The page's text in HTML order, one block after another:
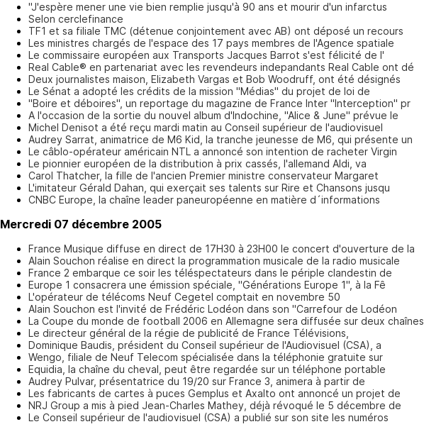
"J'espère mener une vie bien remplie jusqu'à 90 ans et mourir d'un infarctus
Selon cerclefinance
TF1 et sa filiale TMC (détenue conjointement avec AB) ont déposé un recours
Les ministres chargés de l'espace des 17 pays membres de l'Agence spatiale
Le commissaire européen aux Transports Jacques Barrot s'est félicité de l'
Real Cable® en partenariat avec les revendeurs indepandants Real Cable ont dé
Deux journalistes maison, Elizabeth Vargas et Bob Woodruff, ont été désignés
Le Sénat a adopté les crédits de la mission "Médias" du projet de loi de
"Boire et déboires", un reportage du magazine de France Inter "Interception" pr
A l'occasion de la sortie du nouvel album d'Indochine, "Alice & June" prévue le
Michel Denisot a été reçu mardi matin au Conseil supérieur de l'audiovisuel
Audrey Sarrat, animatrice de M6 Kid, la tranche jeunesse de M6, qui présente un
Le câblo-opérateur américain NTL a annoncé son intention de racheter Virgin
Le pionnier européen de la distribution à prix cassés, l'allemand Aldi, va
Carol Thatcher, la fille de l'ancien Premier ministre conservateur Margaret
L'imitateur Gérald Dahan, qui exerçait ses talents sur Rire et Chansons jusqu
CNBC Europe, la chaîne leader paneuropéenne en matière d´informations
Mercredi 07 décembre 2005
France Musique diffuse en direct de 17H30 à 23H00 le concert d'ouverture de la
Alain Souchon réalise en direct la programmation musicale de la radio musicale
France 2 embarque ce soir les téléspectateurs dans le périple clandestin de
Europe 1 consacrera une émission spéciale, "Générations Europe 1", à la Fê
L'opérateur de télécoms Neuf Cegetel comptait en novembre 50
Alain Souchon est l'invité de Frédéric Lodéon dans son "Carrefour de Lodéon
La Coupe du monde de football 2006 en Allemagne sera diffusée sur deux chaînes
Le directeur général de la régie de publicité de France Télévisions,
Dominique Baudis, président du Conseil supérieur de l'Audiovisuel (CSA), a
Wengo, filiale de Neuf Telecom spécialisée dans la téléphonie gratuite sur
Equidia, la chaîne du cheval, peut être regardée sur un téléphone portable
Audrey Pulvar, présentatrice du 19/20 sur France 3, animera à partir de
Les fabricants de cartes à puces Gemplus et Axalto ont annoncé un projet de
NRJ Group a mis à pied Jean-Charles Mathey, déjà révoqué le 5 décembre de
Le Conseil supérieur de l'audiovisuel (CSA) a publié sur son site les numéros